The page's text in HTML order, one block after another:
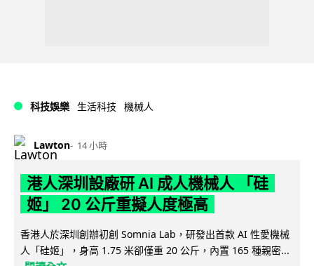
科技娛樂 生活科技 機械人
Lawton 14 小時
港人深圳設廠研 AI 成人機械人 「硅
姬」 20 公斤重擬人度極高
香港人於深圳創辦初創 Somnia Lab，研發出首款 AI 性愛機械
人「硅姬」，身高 1.75 米卻僅重 20 公斤，內置 165 種親密...